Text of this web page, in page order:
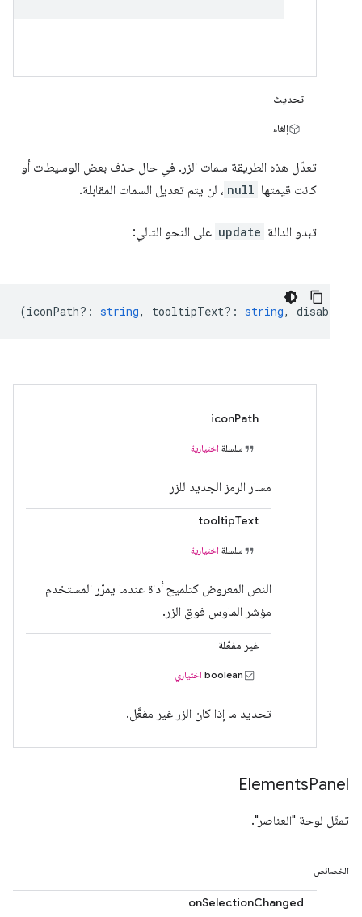
تحديث
إلغاء
تعدّل هذه الطريقة سمات الزر. في حال حذف بعض الوسيطات أو
كانت قيمتها null ، لن يتم تعديل السمات المقابلة.
تبدو الدالة update على النحو التالي:
(iconPath? : string, tooltipText? : string, disabled?
iconPath
سلسلة اختيارية
مسار الرمز الجديد للزر
tooltipText
سلسلة اختيارية
النص المعروض كتلميح أداة عندما يمرّر المستخدم
مؤشر الماوس فوق الزر.
غير مفعّلة
boolean اختياري
تحديد ما إذا كان الزر غير مفعَّل.
ElementsPanel
تمثّل لوحة "العناصر".
الخصائص
onSelectionChanged